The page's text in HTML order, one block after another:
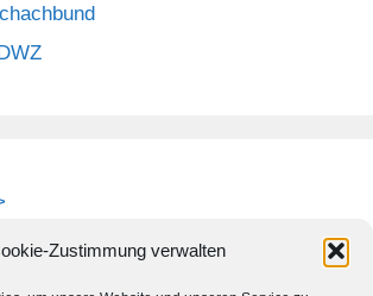
Zustimmung verwalten